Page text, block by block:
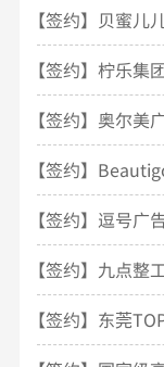
【签约】贝蜜儿
开发
【签约】柠乐集
【签约】奥尔美
【签约】
目
【签约】逗号广
【签约】九点整
【签约】东莞